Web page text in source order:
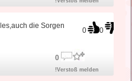
0 0
die Sorgen
0
!Verstoß melden